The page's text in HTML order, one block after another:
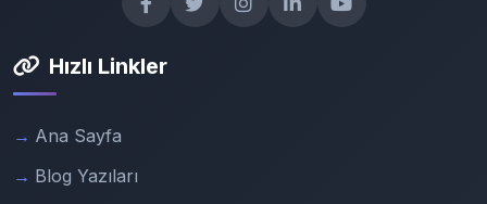
Hızlı Linkler
Ana Sayfa
Blog Yazıları